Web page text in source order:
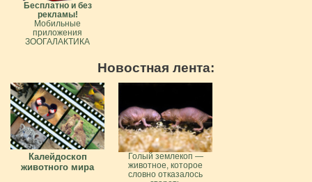
Бесплатно и без
рекламы!
Мобильные
приложения
ЗООГАЛАКТИКА
Новостная лента:
Калейдоскоп
животного мира
Голый землекоп —
животное, которое
словно отказалось